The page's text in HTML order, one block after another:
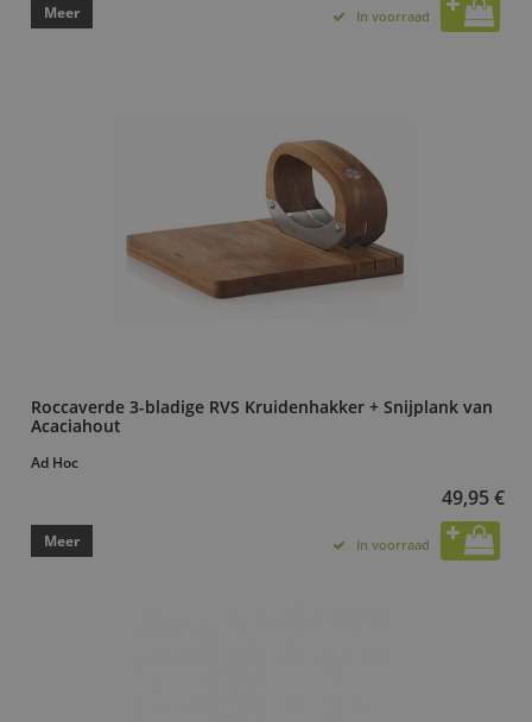
Meer In voorraad
Roccaverde 3-bladige RVS Kruidenhakker + Snijplank van
Acaciahout
Ad Hoc
49,95 €
Meer In voorraad